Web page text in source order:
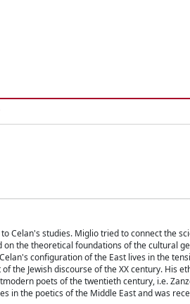
Celan's studies. Miglio tried to connect the
the theoretical foundations of the cultural
configuration of the East lives in the
the Jewish discourse of the XX century. His
poets of the twentieth century, i.e.
in the poetics of the Middle East and was